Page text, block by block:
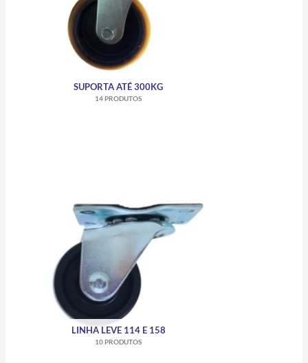
SUPORTA ATÉ 300KG
14 PRODUTOS
LINHA LEVE 114 E 158
10 PRODUTOS